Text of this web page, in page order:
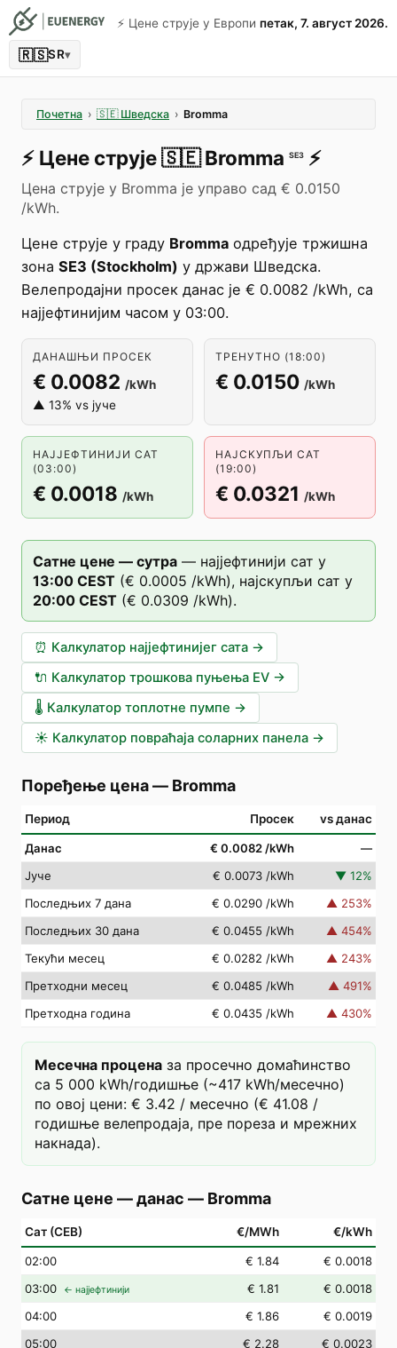
⚡️ Цене струје у Европи петак, 7. август 2026.
🇷🇸SR▾
Почетна › 🇸🇪 Шведска › Bromma
⚡️ Цене струје🇸🇪 Bromma SE3 ⚡️
Цена струје у Bromma је управо сад € 0.0150
/kWh.
Цене струје у граду Bromma одређује тржишна
зона SE3 (Stockholm) у држави Шведска.
Велепродајни просек данас је € 0.0082 /kWh, са
најјефтинијим часом у 03:00.
ДАНАШЊИ ПРОСЕК
€ 0.0082 /kWh
▲ 13% vs јуче
ТРЕНУТНО (18:00)
€ 0.0150 /kWh
НАЈЈЕФТИНИЈИ САТ
(03:00)
€ 0.0018 /kWh
НАЈСКУПЉИ САТ
(19:00)
€ 0.0321 /kWh
Сатне цене — сутра — најјефтинији сат у
13:00 CEST (€ 0.0005 /kWh), најскупљи сат у
20:00 CEST (€ 0.0309 /kWh).
⏰ Калкулатор најјефтинијег сата →
🔌 Калкулатор трошкова пуњења EV →
🌡️ Калкулатор топлотне пумпе →
☀️ Калкулатор повраћаја соларних панела →
Поређење цена— Bromma
Период Просек vs данас
Данас € 0.0082 /kWh
—
Јуче
€ 0.0073 /kWh ▼ 12%
Последњих 7 дана
€ 0.0290 /kWh ▲ 253%
Последњих 30 дана
€ 0.0455 /kWh ▲ 454%
Текући месец
€ 0.0282 /kWh ▲ 243%
Претходни месец
€ 0.0485 /kWh ▲ 491%
Претходна година
€ 0.0435 /kWh ▲ 430%
Месечна процена за просечно домаћинство
са 5 000 kWh/годишње (~417 kWh/месечно)
по овој цени: € 3.42 / месечно (€ 41.08 /
годишње велепродаја, пре пореза и мрежних
накнада).
Сатне цене — данас — Bromma
Сат (СЕВ) €/MWh €/kWh
02:00 € 1.84
€ 0.0018
03:00 ← најјефтинији € 1.81
€ 0.0018
04:00 € 1.86
€ 0.0019
05:00 € 2.28
€ 0.0023